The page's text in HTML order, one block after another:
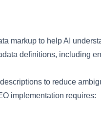
markup to help AI
definitions, including
to reduce
implementation requires: